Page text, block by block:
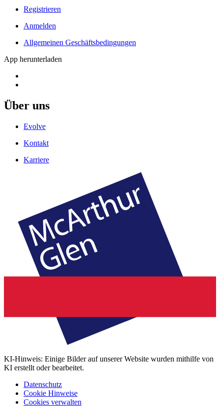
Registrieren
Anmelden
Allgemeinen Geschäftsbedingungen
App herunterladen
Über uns
Evolve
Kontakt
Karriere
KI-Hinweis: Einige Bilder auf unserer Website wurden mithilfe von
KI erstellt oder bearbeitet.
Datenschutz
Cookie Hinweise
Cookies verwalten